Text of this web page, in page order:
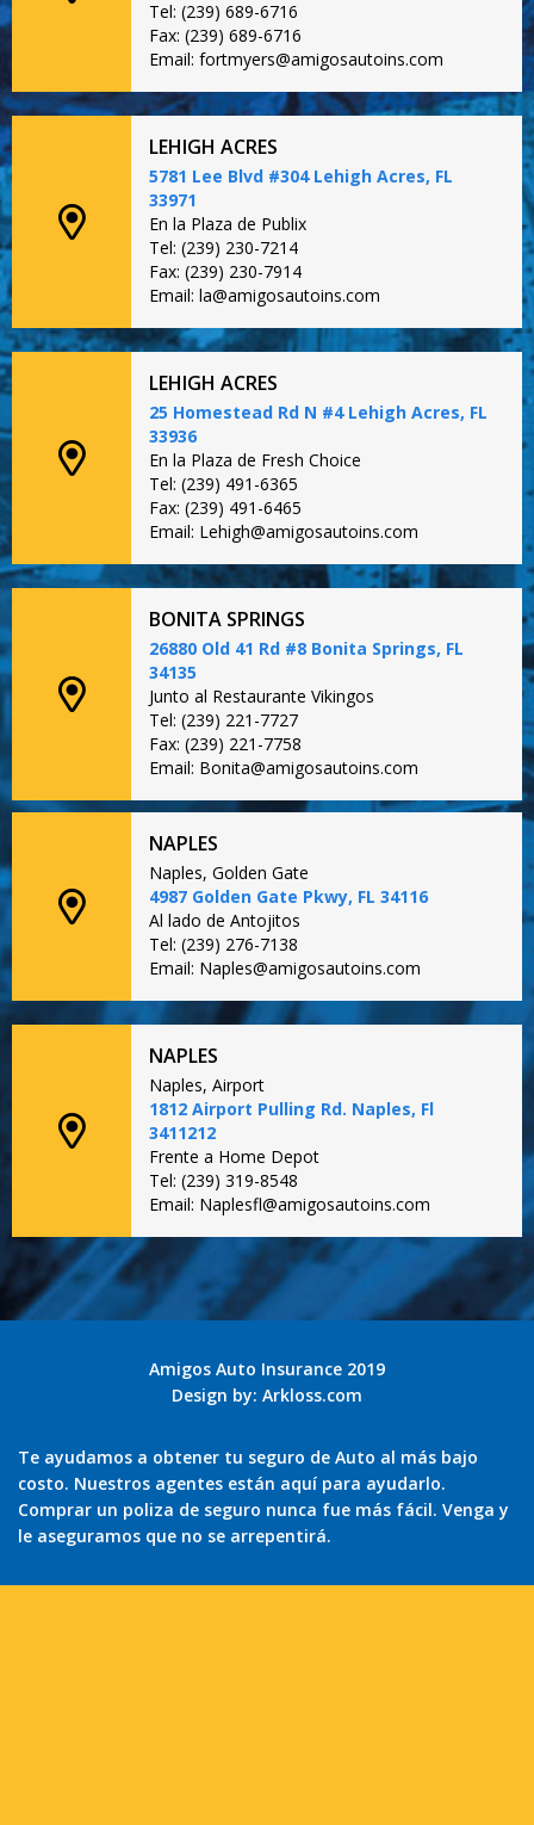
Tel: (239) 689-6716
Fax: (239) 689-6716
Email: fortmyers@amigosautoins.com
LEHIGH ACRES
5781 Lee Blvd #304 Lehigh Acres, FL
33971
En la Plaza de Publix
Tel: (239) 230-7214
Fax: (239) 230-7914
Email: la@amigosautoins.com
LEHIGH ACRES
25 Homestead Rd N #4 Lehigh Acres, FL
33936
En la Plaza de Fresh Choice
Tel: (239) 491-6365
Fax: (239) 491-6465
Email: Lehigh@amigosautoins.com
BONITA SPRINGS
26880 Old 41 Rd #8 Bonita Springs, FL
34135
Junto al Restaurante Vikingos
Tel: (239) 221-7727
Fax: (239) 221-7758
Email: Bonita@amigosautoins.com
NAPLES
Naples, Golden Gate
4987 Golden Gate Pkwy, FL 34116
Al lado de Antojitos
Tel: (239) 276-7138
Email: Naples@amigosautoins.com
NAPLES
Naples, Airport
1812 Airport Pulling Rd. Naples, Fl
3411212
Frente a Home Depot
Tel: (239) 319-8548
Email: Naplesfl@amigosautoins.com
Amigos Auto Insurance 2019
Design by: Arkloss.com
Te ayudamos a obtener tu seguro de Auto al más bajo
costo. Nuestros agentes están aquí para ayudarlo.
Comprar un poliza de seguro nunca fue más fácil. Venga y
le aseguramos que no se arrepentirá.